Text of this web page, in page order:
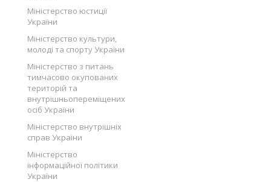
Міністерство юстиції
України
Міністерство культури,
молоді та спорту України
Міністерство з питань
тимчасово окупованих
територій та
внутрішньопереміщених
осіб України
Міністерство внутрішніх
справ України
Міністерство
інформаційної політики
України